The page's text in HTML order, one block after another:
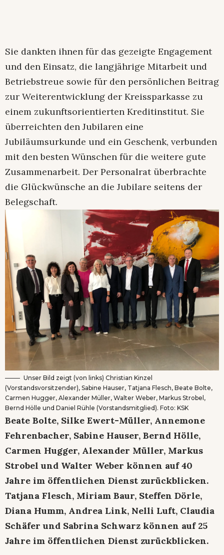
Sie dankten ihnen für das gezeigte Engagement
und den Einsatz, die langjährige Mitarbeit und
Betriebstreue sowie für den persönlichen Beitrag
zur Weiterentwicklung der Kreissparkasse zu
einem zukunftsorientierten Kreditinstitut. Sie
überreichten den Jubilaren eine
Jubiläumsurkunde und ein Geschenk, verbunden
mit den besten Wünschen für die weitere gute
Zusammenarbeit. Der Personalrat überbrachte
die Glückwünsche an die Jubilare seitens der
Belegschaft.
Unser Bild zeigt (von links) Christian Kinzel
(Vorstandsvorsitzender), Sabine Hauser, Tatjana Flesch, Beate Bolte,
Carmen Hugger, Alexander Müller, Walter Weber, Markus Strobel,
Bernd Hölle und Daniel Rühle (Vorstandsmitglied). Foto: KSK
Beate Bolte, Silke Ewert-Müller, Annemone
Fehrenbacher, Sabine Hauser, Bernd Hölle,
Carmen Hugger, Alexander Müller, Markus
Strobel und Walter Weber können auf 40
Jahre im öffentlichen Dienst zurückblicken.
Tatjana Flesch, Miriam Baur, Steffen Dörle,
Diana Humm, Andrea Link, Nelli Luft, Claudia
Schäfer und Sabrina Schwarz können auf 25
Jahre im öffentlichen Dienst zurückblicken.